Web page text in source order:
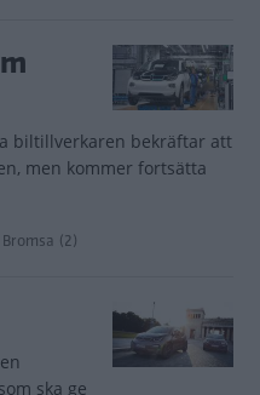
biltillverkaren bekräftar att
men kommer fortsätta
Bromsa (2)
ska ge